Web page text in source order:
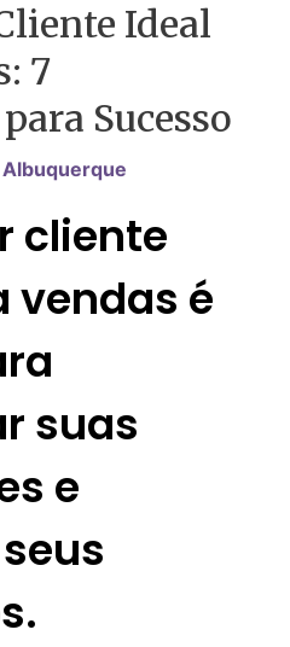
Ideal
7
Sucesso
cliente
vendas é
suas
e